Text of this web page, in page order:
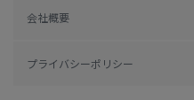
会社概要
プライバシーポリシー